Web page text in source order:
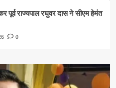
पूर्व राज्यपाल रघुवर दास ने सीएम हेमंत
0